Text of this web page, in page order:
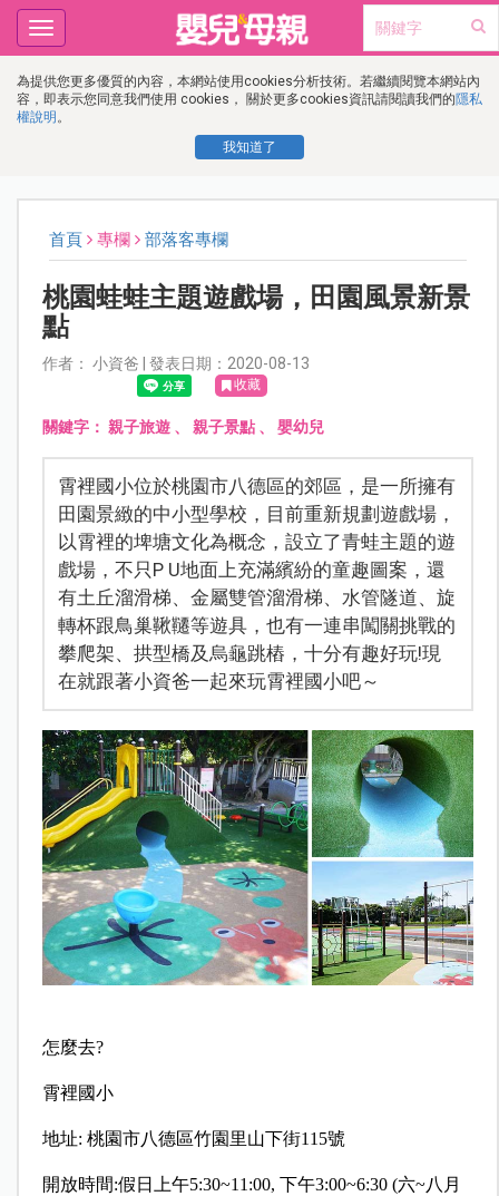
為提供您更多優質的內容，本網站使用cookies分析技術。若繼續閱覽本網站內
容，即表示您同意我們使用 cookies， 關於更多cookies資訊請閱讀我們的隱私
權說明 。
我知道了
Toggle
navigation
首頁 專欄 部落客專欄
桃園蛙蛙主題遊戲場，田園風景新景
點
作者： 小資爸 | 發表日期：2020-08-13
收藏
關鍵字： 親子旅遊、 親子景點、 嬰幼兒
霄裡國小位於桃園市八德區的郊區，是一所擁有
田園景緻的中小型學校，目前重新規劃遊戲場，
以霄裡的埤塘文化為概念，設立了青蛙主題的遊
戲場，不只P U地面上充滿繽紛的童趣圖案，還
有土丘溜滑梯、金屬雙管溜滑梯、水管隧道、旋
轉杯跟鳥巢鞦韆等遊具，也有一連串闖關挑戰的
攀爬架、拱型橋及烏龜跳樁，十分有趣好玩!現
在就跟著小資爸一起來玩霄裡國小吧～
怎麼去?
霄裡國小
地址: 桃園市八德區竹園里山下街115號
開放時間:假日上午5:30~11:00, 下午3:00~6:30 (六~八月